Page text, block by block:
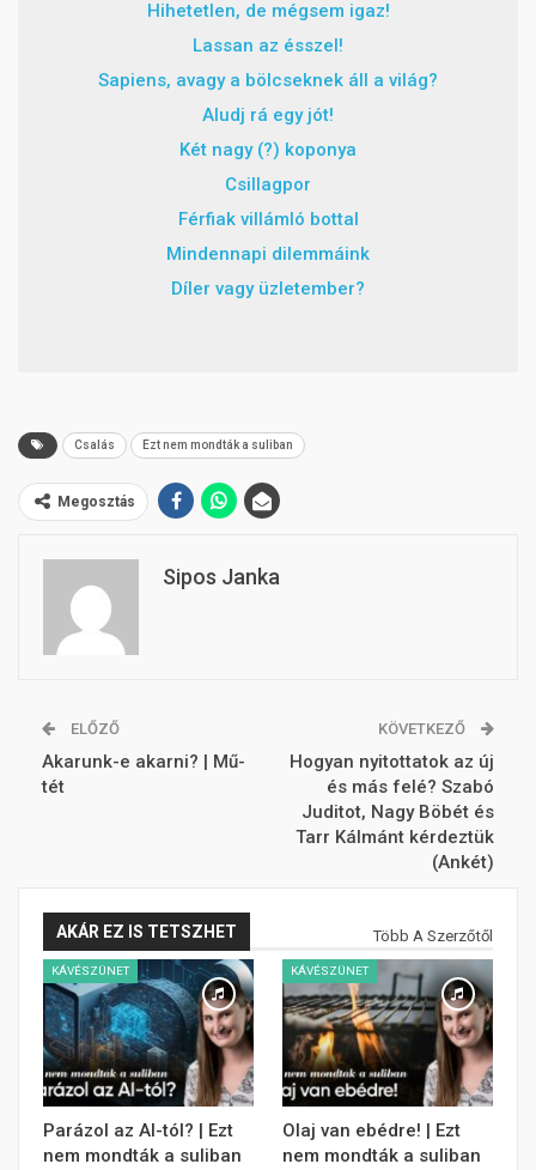
Hihetetlen, de mégsem igaz!
Lassan az ésszel!
Sapiens, avagy a bölcseknek áll a világ?
Aludj rá egy jót!
Két nagy (?) koponya
Csillagpor
Férfiak villámló bottal
Mindennapi dilemmáink
Díler vagy üzletember?
Csalás Ezt nem mondták a suliban
Megosztás
Sipos Janka
ELŐZŐ
Akarunk-e akarni? | Mű-
tét
KÖVETKEZŐ
Hogyan nyitottatok az új
és más felé? Szabó
Juditot, Nagy Böbét és
Tarr Kálmánt kérdeztük
(Ankét)
AKÁR EZ IS TETSZHET Több A Szerzőtől
KÁVÉSZÜNET
Parázol az AI-tól? | Ezt
nem mondták a suliban
KÁVÉSZÜNET
Olaj van ebédre! | Ezt
nem mondták a suliban